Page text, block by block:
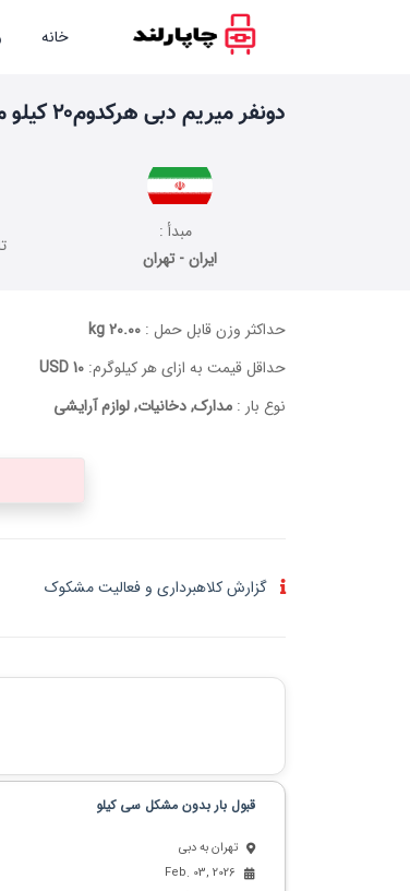
خانه
دو‌نفر‌ میریم دبی هرکدوم۲۰ کیلو میتونیم بار‌ببریم
مبدأ :
ایران - تهران
حداکثر وزن قابل حمل : 20.00 kg
حداقل قیمت به ازای هر کیلوگرم: 10 USD
نوع بار : مدارک, دخانیات, لوازم آرایشی
گزارش کلاهبرداری و فعالیت مشکوک
قبول بار بدون مشکل سی کیلو
تهران به دبی
Feb. 03, 2026